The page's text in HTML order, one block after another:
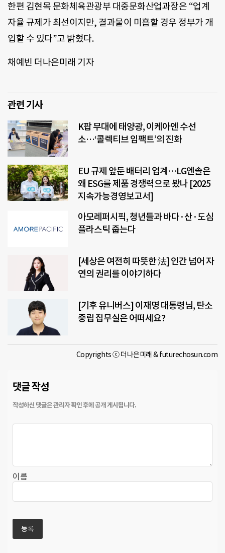
한편 김현목 문화체육관광부 대중문화산업과장은 “업계
자율 규제가 최선이지만, 결과물이 미흡할 경우 정부가 개
입할 수 있다”고 밝혔다.
채예빈 더나은미래 기자
관련 기사
K팝 무대에 태양광, 이케아엔 수선
소…‘콜렉티브 임팩트’의 진화
EU 규제 앞둔 배터리 업계…LG엔솔은
왜 ESG를 제품 경쟁력으로 봤나 [2025
지속가능경영보고서]
아모레퍼시픽, 청년들과 바다·산·도심
플라스틱 줍는다
[세상은 여전히 따뜻한 法] 인간 넘어 자
연의 권리를 이야기하다
[기후 유니버스] 이재명 대통령님, 탄소
중립 집무실은 어떠세요?
Copyrights ⓒ 더나은미래 & futurechosun.com
댓글 작성
이름